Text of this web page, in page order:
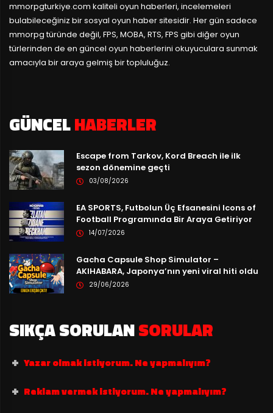
mmorpgturkiye.com kaliteli oyun haberleri, incelemeleri
bulabileceğiniz bir sosyal oyun haber sitesidir. Her gün sadece
mmorpg türünde değil, FPS, MOBA, RTS, FPS gibi diğer oyun
türlerinden de en güncel oyun haberlerini okuyuculara sunmak
amacıyla bir araya gelmiş bir topluluğuz.
GÜNCELHABERLER
Escape from Tarkov, Kord Breach ile ilk
sezon dönemine geçti
03/08/2026
EA SPORTS, Futbolun Üç Efsanesini Icons of
Football Programında Bir Araya Getiriyor
14/07/2026
Gacha Capsule Shop Simulator –
AKIHABARA, Japonya’nın yeni viral hiti oldu
29/06/2026
SIKÇA SORULANSORULAR
Yazar olmak istiyorum. Ne yapmalıyım?
Reklam vermek istiyorum. Ne yapmalıyım?